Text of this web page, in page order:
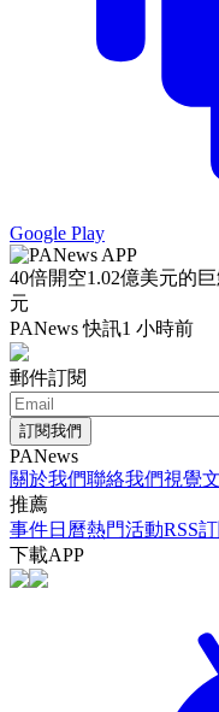
Google Play
40倍開空1.02億美元的
元
PANews 快訊1 小時前
郵件訂閱
訂閱我們
PANews
關於我們聯絡我們視覺
推薦
事件日曆熱門活動RSS
下載APP